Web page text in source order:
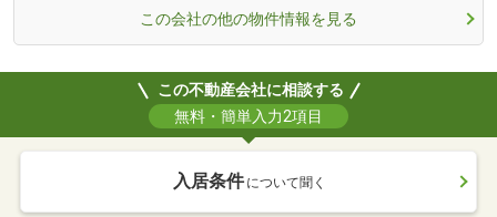
この会社の他の物件情報を見る
この不動産会社に相談する
無料・簡単入力2項目
入居条件 について聞く